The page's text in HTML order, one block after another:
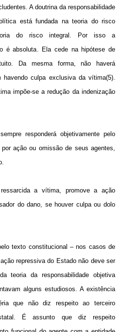
A doutrina da responsabilidade
está fundada na teoria do risco
do risco integral. Por isso a
é absoluta. Ela cede na hipótese de
Da mesma forma, não haverá
havendo culpa exclusiva da vítima(5).
impõe-se a redução da indenização
responderá objetivamente pelo
ação ou omissão de seus agentes,
a vítima, promove a ação
do dano, se houver culpa ou dolo
texto constitucional – nos casos de
repressiva do Estado não deve ser
teoria da responsabilidade objetiva
alguns estudiosos. A existência
que não diz respeito ao terceiro
É assunto que diz respeito